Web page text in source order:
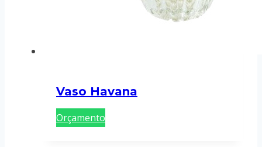
Vaso Havana
Orçamento